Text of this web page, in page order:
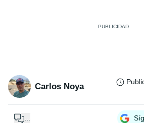
Carlos Noya
...